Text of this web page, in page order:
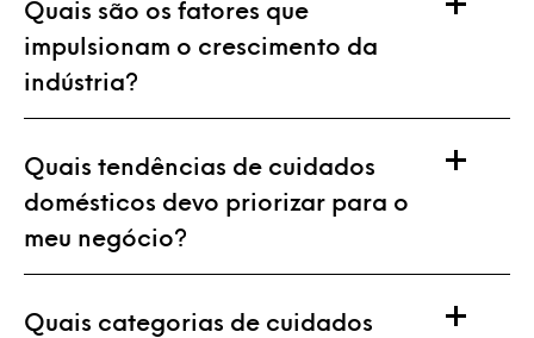
Quais são os fatores que
impulsionam o crescimento da
indústria?
Quais tendências de cuidados
domésticos devo priorizar para o
meu negócio?
Quais categorias de cuidados